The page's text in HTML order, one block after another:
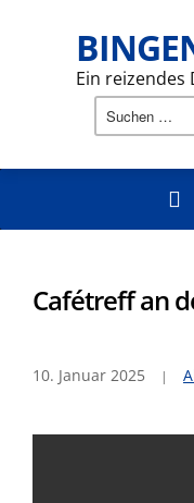
Ein
Cafétreff an
10. Januar 2025